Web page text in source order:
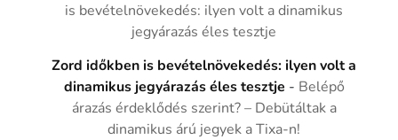
is bevételnövekedés: ilyen volt a dinamikus
jegyárazás éles tesztje
Zord időkben is bevételnövekedés: ilyen volt a
dinamikus jegyárazás éles tesztje - Belépő
árazás érdeklődés szerint? – Debütáltak a
dinamikus árú jegyek a Tixa-n!